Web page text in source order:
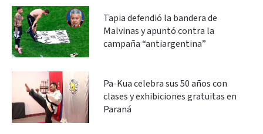
Tapia defendió la bandera de
Malvinas y apuntó contra la
campaña “antiargentina”
Pa-Kua celebra sus 50 años con
clases y exhibiciones gratuitas en
Paraná